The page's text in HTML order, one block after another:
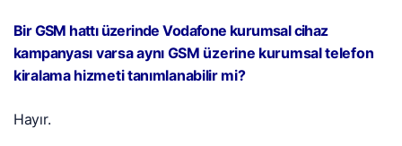
Bir GSM hattı üzerinde Vodafone kurumsal cihaz
kampanyası varsa aynı GSM üzerine kurumsal telefon
kiralama hizmeti tanımlanabilir mi?
Hayır.